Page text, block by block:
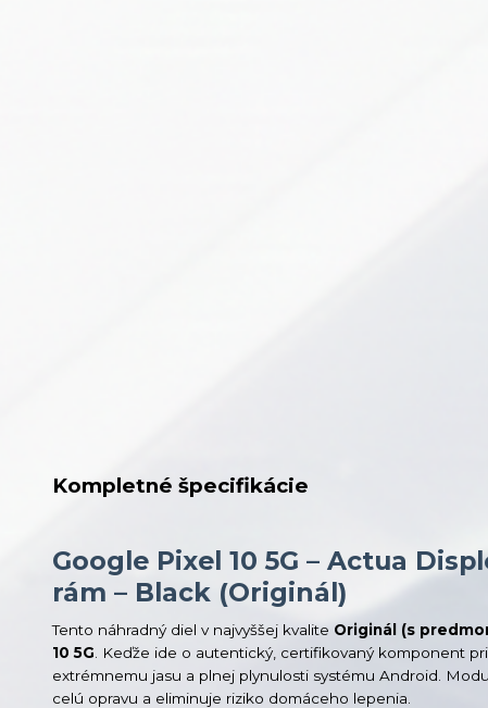
Kompletné špecifikácie
Google Pixel 10 5G – Actua
rám – Black (Originál)
Tento náhradný diel v najvyššej kvalite Originál (s
10 5G . Keďže ide o autentický, certifikovaný komponent
extrémnemu jasu a plnej plynulosti systému Android.
celú opravu a eliminuje riziko domáceho lepenia.